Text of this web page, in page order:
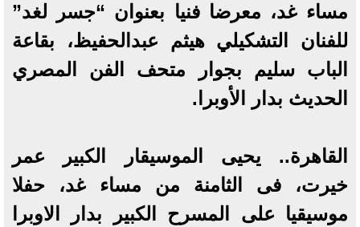
مساء غد، معرضا فنيا بعنوان “جسر لغد”
للفنان التشكيلي هيثم عبدالحفيظ، بقاعة
الباب سليم بجوار متحف الفن المصري
الحديث بدار الأوبرا.
القاهرة.. يحيى الموسيقار الكبير عمر
خيرت، فى الثامنة من مساء غد، حفلا
موسيقيا على المسرح الكبير بدار الاوبرا